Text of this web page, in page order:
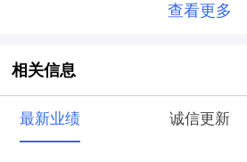
查看更多
相关信息
最新业绩 诚信更新